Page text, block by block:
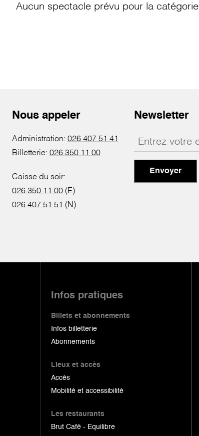
Aucun spectacle prévu pour la catégorie
Nous appeler
Administration: 026 407 51 41
Billetterie: 026 350 11 00
Caisse du soir:
026 350 11 00(E)
026 407 51 51 (N)
Newsletter
Envoyer
Infos pratiques
Billets et abonnements
Infos billetterie
Abonnements
Lieux et accès
Accès
Mobilité et accessibilité
Les restaurants
Brut Café - Equilibre